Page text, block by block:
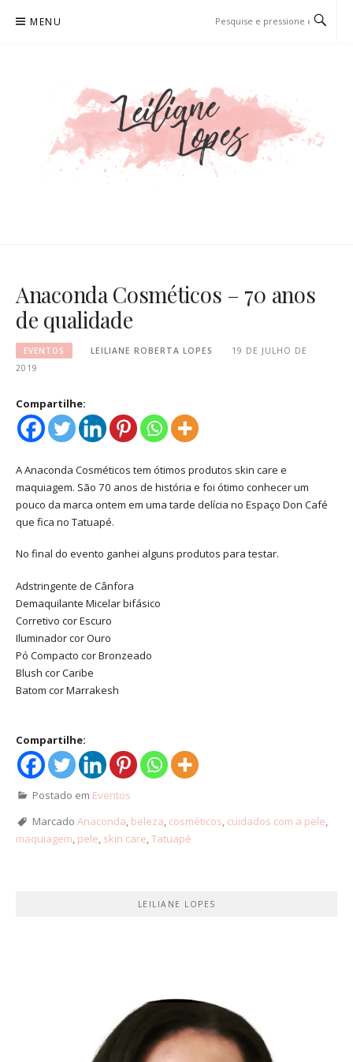
para
MENU
Anaconda Cosméticos – 70 anos
de qualidade
EVENTOS LEILIANE ROBERTA LOPES
19 DE JULHO DE
2019
Compartilhe:
A Anaconda Cosméticos tem ótimos produtos skin care e
maquiagem. São 70 anos de história e foi ótimo conhecer um
pouco da marca ontem em uma tarde delícia no Espaço Don Café
que fica no Tatuapé.
No final do evento ganhei alguns produtos para testar.
Adstringente de Cânfora
Demaquilante Micelar bifásico
Corretivo cor Escuro
Iluminador cor Ouro
Pó Compacto cor Bronzeado
Blush cor Caribe
Batom cor Marrakesh
Compartilhe:
Postado em Eventos
Marcado Anaconda, beleza, cosméticos, cuidados com a pele,
maquiagem, pele, skin care,Tatuapé
LEILIANE LOPES